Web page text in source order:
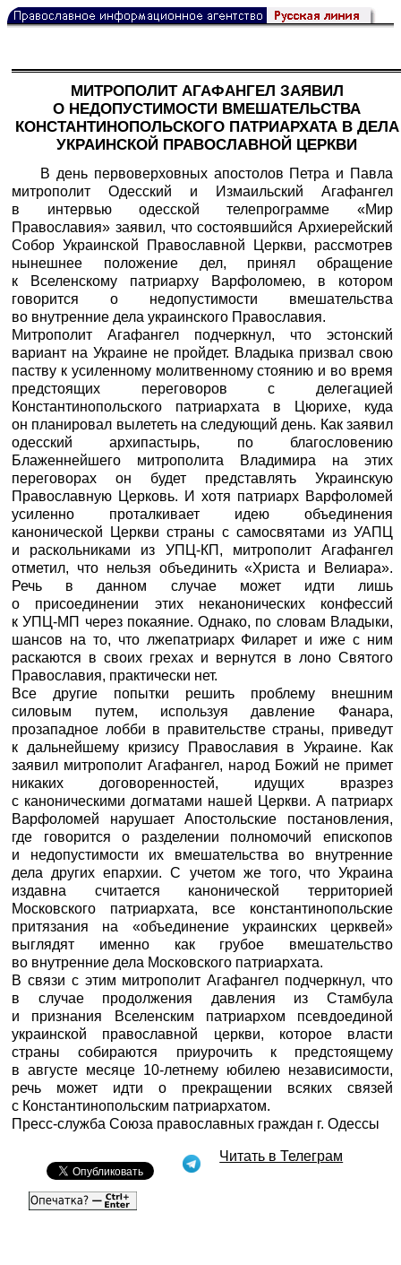
МИТРОПОЛИТ АГАФАНГЕЛ ЗАЯВИЛ
О НЕДОПУСТИМОСТИ ВМЕШАТЕЛЬСТВА
КОНСТАНТИНОПОЛЬСКОГО ПАТРИАРХАТА В ДЕЛА
УКРАИНСКОЙ ПРАВОСЛАВНОЙ ЦЕРКВИ
В день первоверховных апостолов Петра и Павла
митрополит Одесский и Измаильский Агафангел
в интервью одесской телепрограмме «Мир
Православия» заявил, что состоявшийся Архиерейский
Собор Украинской Православной Церкви, рассмотрев
нынешнее положение дел, принял обращение
к Вселенскому патриарху Варфоломею, в котором
говорится о недопустимости вмешательства
во внутренние дела украинского Православия.
Митрополит Агафангел подчеркнул, что эстонский
вариант на Украине не пройдет. Владыка призвал свою
паству к усиленному молитвенному стоянию и во время
предстоящих переговоров с делегацией
Константинопольского патриархата в Цюрихе, куда
он планировал вылететь на следующий день. Как заявил
одесский архипастырь, по благословению
Блаженнейшего митрополита Владимира на этих
переговорах он будет представлять Украинскую
Православную Церковь. И хотя патриарх Варфоломей
усиленно проталкивает идею объединения
канонической Церкви страны с самосвятами из УАПЦ
и раскольниками из УПЦ-КП, митрополит Агафангел
отметил, что нельзя объединить «Христа и Велиара».
Речь в данном случае может идти лишь
о присоединении этих неканонических конфессий
к УПЦ-МП через покаяние. Однако, по словам Владыки,
шансов на то, что лжепатриарх Филарет и иже с ним
раскаются в своих грехах и вернутся в лоно Святого
Православия, практически нет.
Все другие попытки решить проблему внешним
силовым путем, используя давление Фанара,
прозападное лобби в правительстве страны, приведут
к дальнейшему кризису Православия в Украине. Как
заявил митрополит Агафангел, народ Божий не примет
никаких договоренностей, идущих вразрез
с каноническими догматами нашей Церкви. А патриарх
Варфоломей нарушает Апостольские постановления,
где говорится о разделении полномочий епископов
и недопустимости их вмешательства во внутренние
дела других епархии. С учетом же того, что Украина
издавна считается канонической территорией
Московского патриархата, все константинопольские
притязания на «объединение украинских церквей»
выглядят именно как грубое вмешательство
во внутренние дела Московского патриархата.
В связи с этим митрополит Агафангел подчеркнул, что
в случае продолжения давления из Стамбула
и признания Вселенским патриархом псевдоединой
украинской православной церкви, которое власти
страны собираются приурочить к предстоящему
в августе месяце 10-летнему юбилею независимости,
речь может идти о прекращении всяких связей
с Константинопольским патриархатом.
Пресс-служба Союза православных граждан г. Одессы
Читать в Телеграм